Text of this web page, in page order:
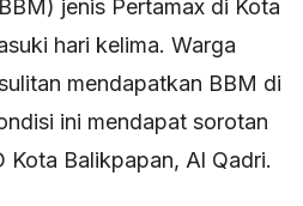
jenis Pertamax di Kota
hari kelima. Warga
mendapatkan BBM di
ini mendapat sorotan
Kota Balikpapan, Al Qadri.